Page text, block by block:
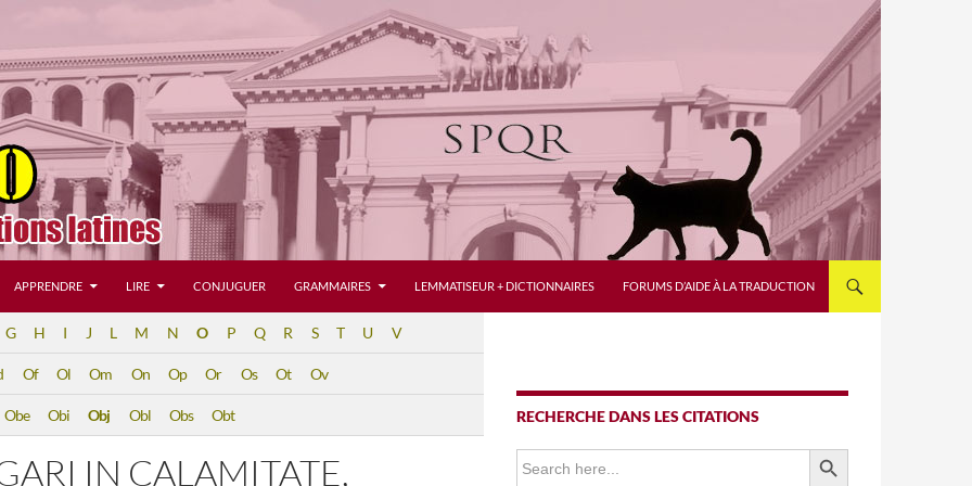
APPRENDRE LIRE CONJUGUER GRAMMAIRES LEMMATISEUR + DICTIONNAIRES FORUMS D’AIDE À LA TRADUCTION
G H I J L M N O P Q R S T U V
Of Ol Om On Op Or Os Ot Ov
Obe Obi Obj Obl Obs Obt
IN CALAMITATE,
RECHERCHE DANS LES CITATIONS
Search
for:
SEARCH BUTTON